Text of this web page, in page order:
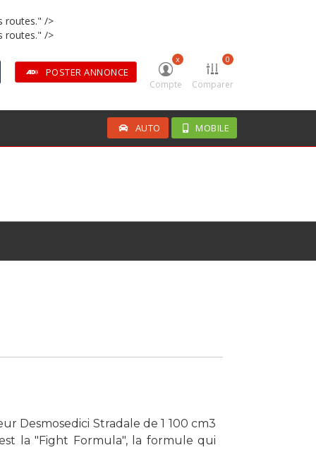
routes." />
routes." />
x
Compte
0
Comparer
POSTER ANNONCE
AUTO MOBILE
Desmosedici Stradale de 1 100 cm3
la "Fight Formula", la formule qui